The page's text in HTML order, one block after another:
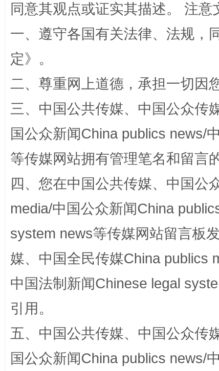
解纷+调解+退费，一次搞定
站台名比不上好声名
漫山遍野的桃花与雪山、麦地、白藏房 除
同意其观点或证实其描述。 注
一、遵守各国有关法律、法规，
定》。
二、尊重网上道德，承担一切因
三、中国公共传媒、中国公众传
国公众新闻China publics news/
等传媒网站拥有管理笔名和留言
四、您在中国公共传媒、中国公
media/中国公众新闻China
system news等传媒网站留言板
媒、中国全民传媒China publics
中国法制新闻Chinese legal
引用。
五、中国公共传媒、中国公众传
国公众新闻China publics news/